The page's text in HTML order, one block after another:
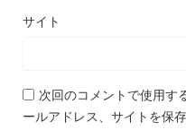
サイト
次回のコメントで使用す
ールアドレス、サイトを保存